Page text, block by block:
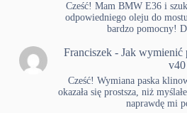
Cześć! Mam BMW E36 i
odpowiedniego oleju do
bardzo pomocny!
Franciszek- Jak
v40
Cześć! Wymiana paska
okazała się prostsza, niż
naprawdę mi